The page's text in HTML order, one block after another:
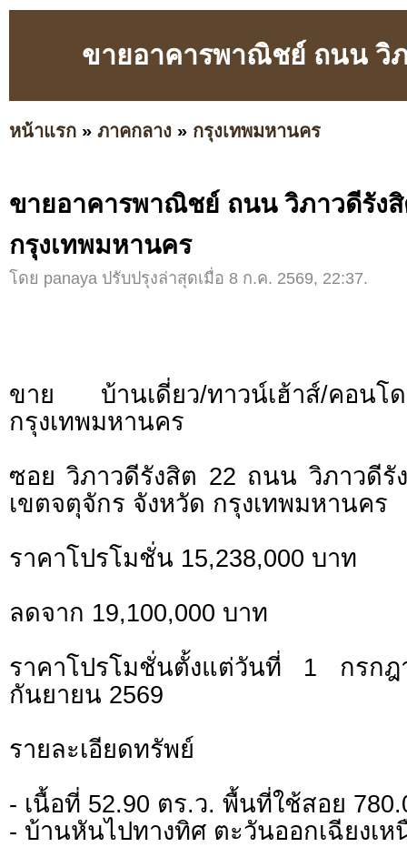
ขายอาคารพาณิชย์ ถนน วิ
หน้าแรก » ภาคกลาง » กรุงเทพมหานคร
ขายอาคารพาณิชย์ ถนน วิภาวดีรัง
กรุงเทพมหานคร
โดย panaya ปรับปรุงล่าสุดเมื่อ 8 ก.ค. 2569, 22:37.
ขาย บ้านเดี่ยว/ทาวน์เฮ้าส์/คอน
กรุงเทพมหานคร
ซอย วิภาวดีรังสิต 22 ถนน วิภาวดีรั
เขตจตุจักร จังหวัด กรุงเทพมหานคร
ราคาโปรโมชั่น 15,238,000 บาท
ลดจาก 19,100,000 บาท
ราคาโปรโมชั่นตั้งแต่วันที่ 1 กร
กันยายน 2569
รายละเอียดทรัพย์
- เนื้อที่ 52.90 ตร.ว. พื้นที่ใช้สอย
- บ้านหันไปทางทิศ ตะวันออกเฉียงเห